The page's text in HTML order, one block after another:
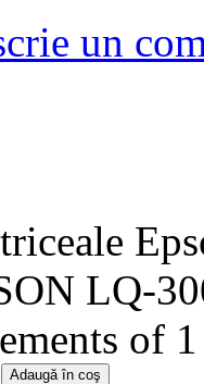
un
LQ-
of 1
Adaugă în coş